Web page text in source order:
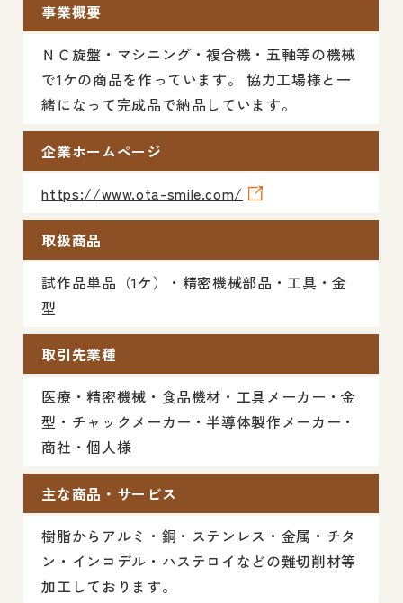
事業概要
ＮＣ旋盤・マシニング・複合機・五軸等の機械
で1ケの商品を作っています。 協力工場様と一
緒になって完成品で納品しています。
企業ホームページ
https://www.ota-smile.com/
取扱商品
試作品単品（1ケ）・精密機械部品・工具・金
型
取引先業種
医療・精密機械・食品機材・工具メーカー・金
型・チャックメーカー・半導体製作メーカー・
商社・個人様
主な商品・サービス
樹脂からアルミ・銅・ステンレス・金属・チタ
ン・インコデル・ハステロイなどの難切削材等
加工しております。